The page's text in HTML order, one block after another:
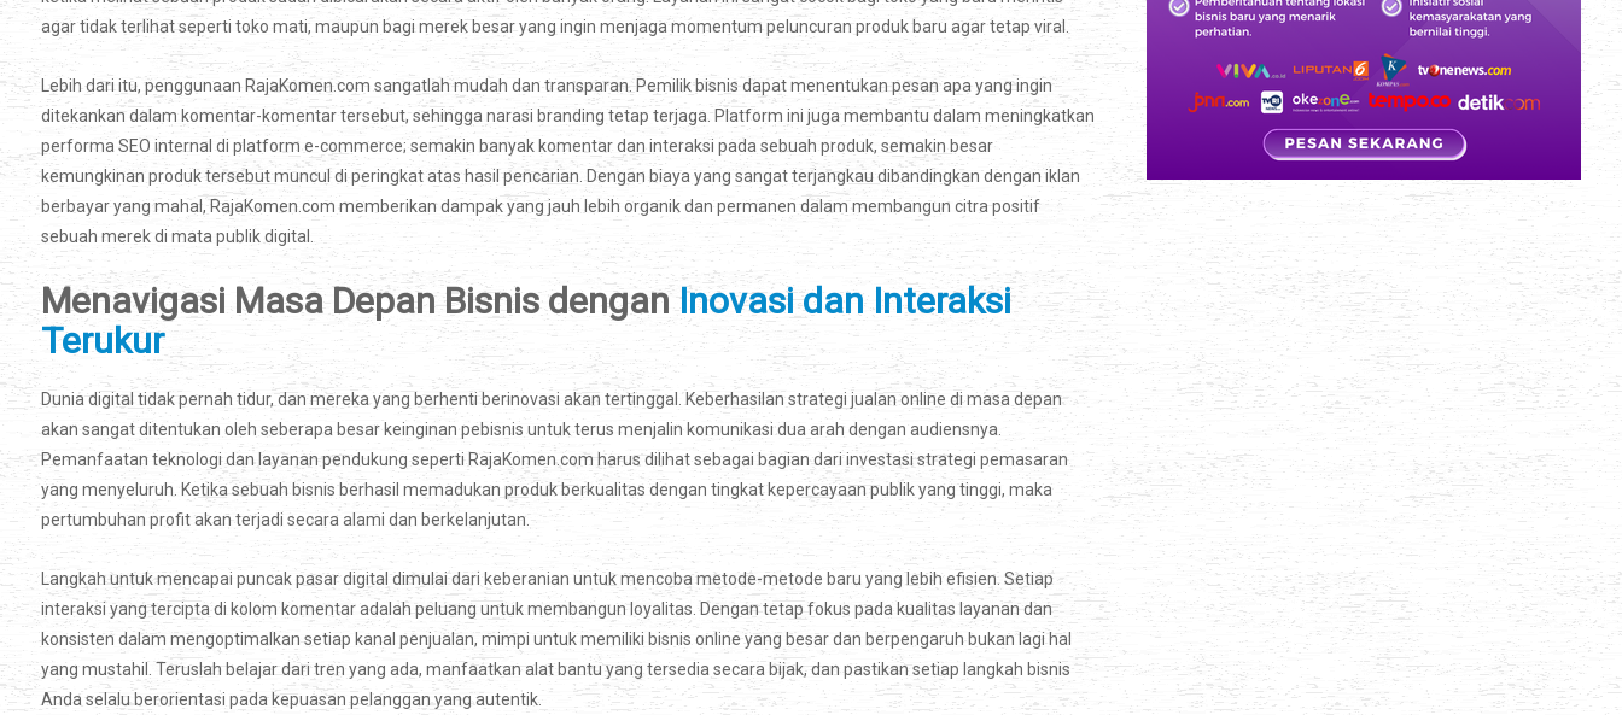
agar tidak terlihat seperti toko mati, maupun bagi merek besar yang ingin menjaga momentum peluncuran produk baru agar tetap viral.
Lebih dari itu, penggunaan RajaKomen.com sangatlah mudah dan transparan. Pemilik bisnis dapat menentukan pesan apa yang ingin
ditekankan dalam komentar-komentar tersebut, sehingga narasi branding tetap terjaga. Platform ini juga membantu dalam meningkatkan
performa SEO internal di platform e-commerce; semakin banyak komentar dan interaksi pada sebuah produk, semakin besar
kemungkinan produk tersebut muncul di peringkat atas hasil pencarian. Dengan biaya yang sangat terjangkau dibandingkan dengan iklan
berbayar yang mahal, RajaKomen.com memberikan dampak yang jauh lebih organik dan permanen dalam membangun citra positif
sebuah merek di mata publik digital.
Menavigasi Masa Depan Bisnis dengan Inovasi dan Interaksi
Terukur
Dunia digital tidak pernah tidur, dan mereka yang berhenti berinovasi akan tertinggal. Keberhasilan strategi jualan online di masa depan
akan sangat ditentukan oleh seberapa besar keinginan pebisnis untuk terus menjalin komunikasi dua arah dengan audiensnya.
Pemanfaatan teknologi dan layanan pendukung seperti RajaKomen.com harus dilihat sebagai bagian dari investasi strategi pemasaran
yang menyeluruh. Ketika sebuah bisnis berhasil memadukan produk berkualitas dengan tingkat kepercayaan publik yang tinggi, maka
pertumbuhan profit akan terjadi secara alami dan berkelanjutan.
Langkah untuk mencapai puncak pasar digital dimulai dari keberanian untuk mencoba metode-metode baru yang lebih efisien. Setiap
interaksi yang tercipta di kolom komentar adalah peluang untuk membangun loyalitas. Dengan tetap fokus pada kualitas layanan dan
konsisten dalam mengoptimalkan setiap kanal penjualan, mimpi untuk memiliki bisnis online yang besar dan berpengaruh bukan lagi hal
yang mustahil. Teruslah belajar dari tren yang ada, manfaatkan alat bantu yang tersedia secara bijak, dan pastikan setiap langkah bisnis
Anda selalu berorientasi pada kepuasan pelanggan yang autentik.